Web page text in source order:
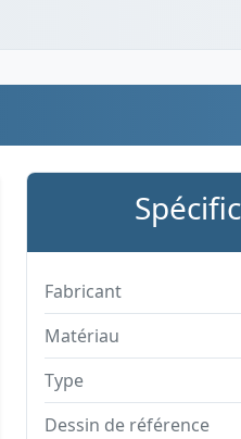
Fabricant
Matériau
Type
Dessin de référence